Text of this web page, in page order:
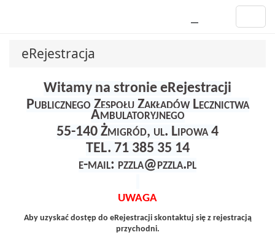
eRejestracja
Witamy na stronie eRejestracji
Publicznego Zespołu Zakładów Lecznictwa
Ambulatoryjnego
55-140 Żmigród, ul. Lipowa 4
TEL. 71 385 35 14
e-mail: pzzla@pzzla.pl
UWAGA
Aby uzyskać dostęp do eRejestracji skontaktuj się z rejestracją
przychodni.